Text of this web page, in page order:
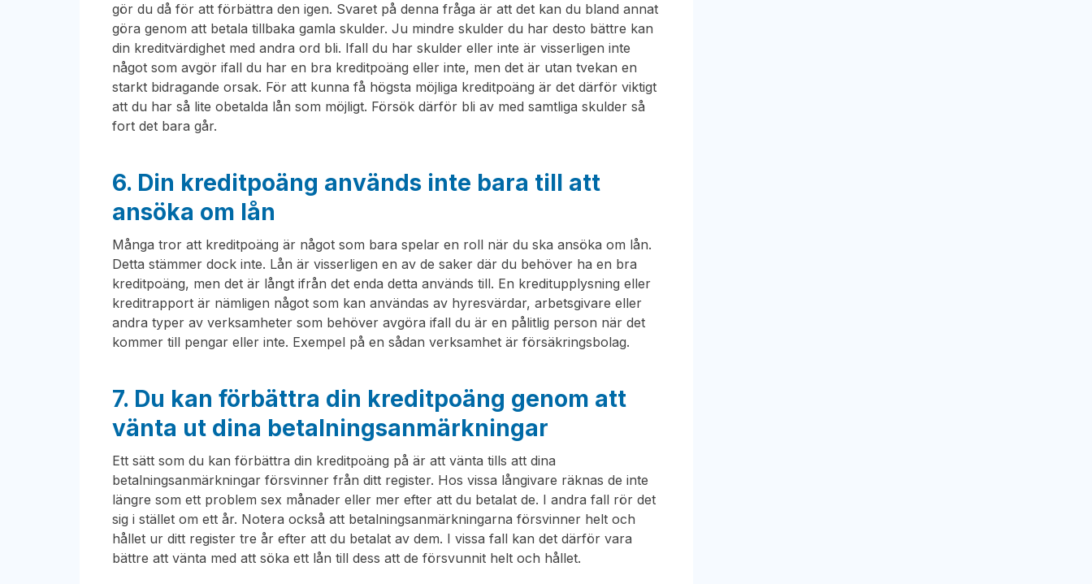
gör du då för att förbättra den igen. Svaret på denna fråga är att det kan du bland annat
göra genom att betala tillbaka gamla skulder. Ju mindre skulder du har desto bättre kan
din kreditvärdighet med andra ord bli. Ifall du har skulder eller inte är visserligen inte
något som avgör ifall du har en bra kreditpoäng eller inte, men det är utan tvekan en
starkt bidragande orsak. För att kunna få högsta möjliga kreditpoäng är det därför viktigt
att du har så lite obetalda lån som möjligt. Försök därför bli av med samtliga skulder så
fort det bara går.
6. Din kreditpoäng används inte bara till att
ansöka om lån
Många tror att kreditpoäng är något som bara spelar en roll när du ska ansöka om lån.
Detta stämmer dock inte. Lån är visserligen en av de saker där du behöver ha en bra
kreditpoäng, men det är långt ifrån det enda detta används till. En kreditupplysning eller
kreditrapport är nämligen något som kan användas av hyresvärdar, arbetsgivare eller
andra typer av verksamheter som behöver avgöra ifall du är en pålitlig person när det
kommer till pengar eller inte. Exempel på en sådan verksamhet är försäkringsbolag.
7. Du kan förbättra din kreditpoäng genom att
vänta ut dina betalningsanmärkningar
Ett sätt som du kan förbättra din kreditpoäng på är att vänta tills att dina
betalningsanmärkningar försvinner från ditt register. Hos vissa långivare räknas de inte
längre som ett problem sex månader eller mer efter att du betalat de. I andra fall rör det
sig i stället om ett år. Notera också att betalningsanmärkningarna försvinner helt och
hållet ur ditt register tre år efter att du betalat av dem. I vissa fall kan det därför vara
bättre att vänta med att söka ett lån till dess att de försvunnit helt och hållet.